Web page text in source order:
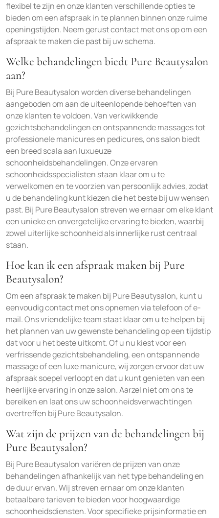
flexibel te zijn en onze klanten verschillende opties te
bieden om een afspraak in te plannen binnen onze ruime
openingstijden. Neem gerust contact met ons op om een
afspraak te maken die past bij uw schema.
Welke behandelingen biedt Pure Beautysalon
aan?
Bij Pure Beautysalon worden diverse behandelingen
aangeboden om aan de uiteenlopende behoeften van
onze klanten te voldoen. Van verkwikkende
gezichtsbehandelingen en ontspannende massages tot
professionele manicures en pedicures, ons salon biedt
een breed scala aan luxueuze
schoonheidsbehandelingen. Onze ervaren
schoonheidsspecialisten staan klaar om u te
verwelkomen en te voorzien van persoonlijk advies, zodat
u de behandeling kunt kiezen die het beste bij uw wensen
past. Bij Pure Beautysalon streven we ernaar om elke klant
een unieke en onvergetelijke ervaring te bieden, waarbij
zowel uiterlijke schoonheid als innerlijke rust centraal
staan.
Hoe kan ik een afspraak maken bij Pure
Beautysalon?
Om een afspraak te maken bij Pure Beautysalon, kunt u
eenvoudig contact met ons opnemen via telefoon of e-
mail. Ons vriendelijke team staat klaar om u te helpen bij
het plannen van uw gewenste behandeling op een tijdstip
dat voor u het beste uitkomt. Of u nu kiest voor een
verfrissende gezichtsbehandeling, een ontspannende
massage of een luxe manicure, wij zorgen ervoor dat uw
afspraak soepel verloopt en dat u kunt genieten van een
heerlijke ervaring in onze salon. Aarzel niet om ons te
bereiken en laat ons uw schoonheidsverwachtingen
overtreffen bij Pure Beautysalon.
Wat zijn de prijzen van de behandelingen bij
Pure Beautysalon?
Bij Pure Beautysalon variëren de prijzen van onze
behandelingen afhankelijk van het type behandeling en
de duur ervan. Wij streven ernaar om onze klanten
betaalbare tarieven te bieden voor hoogwaardige
schoonheidsdiensten. Voor specifieke prijsinformatie en